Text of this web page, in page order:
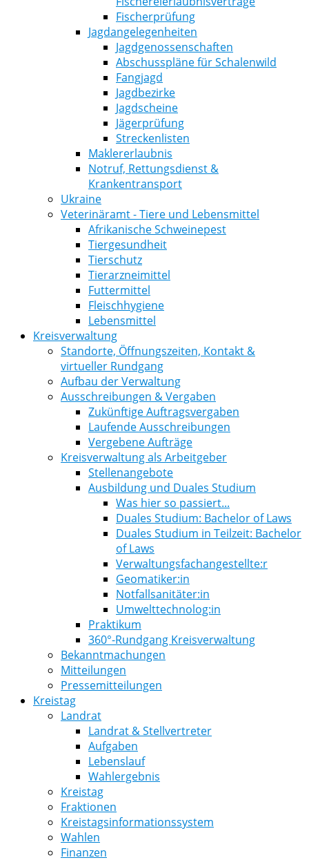
Fischerprüfung
Jagdangelegenheiten
Jagdgenossenschaften
Abschusspläne für Schalenwild
Fangjagd
Jagdbezirke
Jagdscheine
Jägerprüfung
Streckenlisten
Maklererlaubnis
Notruf, Rettungsdienst &
Krankentransport
Ukraine
Veterinäramt - Tiere und Lebensmittel
Afrikanische Schweinepest
Tiergesundheit
Tierschutz
Tierarzneimittel
Futtermittel
Fleischhygiene
Lebensmittel
Kreisverwaltung
Standorte, Öffnungszeiten, Kontakt &
virtueller Rundgang
Aufbau der Verwaltung
Ausschreibungen & Vergaben
Zukünftige Auftragsvergaben
Laufende Ausschreibungen
Vergebene Aufträge
Kreisverwaltung als Arbeitgeber
Stellenangebote
Ausbildung und Duales Studium
Was hier so passiert...
Duales Studium: Bachelor of Laws
Duales Studium in Teilzeit: Bachelor
of Laws
Verwaltungsfachangestellte:r
Geomatiker:in
Notfallsanitäter:in
Umwelttechnolog:in
Praktikum
360°-Rundgang Kreisverwaltung
Bekanntmachungen
Mitteilungen
Pressemitteilungen
Kreistag
Landrat
Landrat & Stellvertreter
Aufgaben
Lebenslauf
Wahlergebnis
Kreistag
Fraktionen
Kreistagsinformationssystem
Wahlen
Finanzen